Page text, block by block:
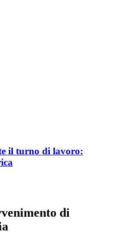
il turno di lavoro:
di